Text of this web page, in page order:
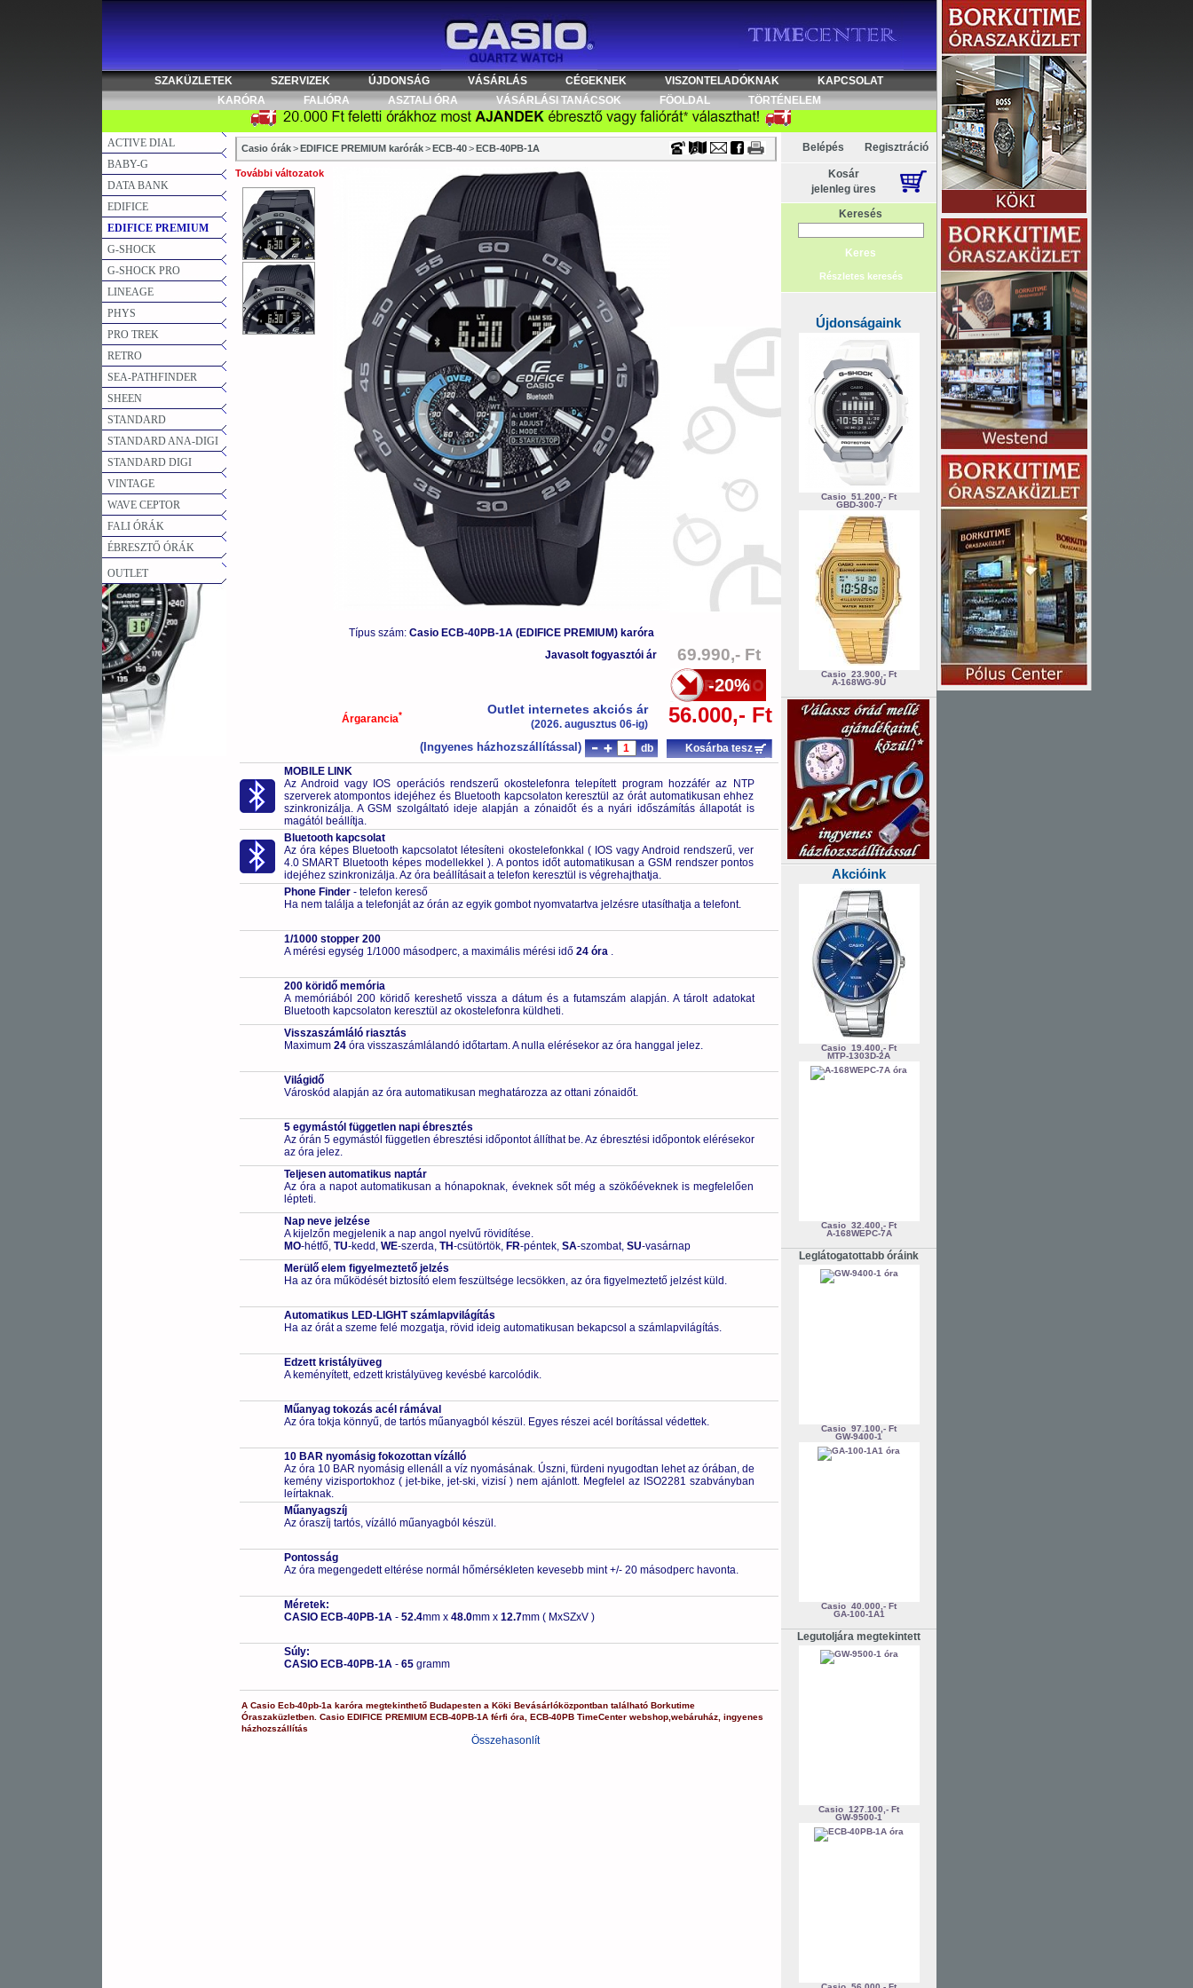
Timecenter
SZAKÜZLETEK SZERVIZEK ÚJDONSÁG VÁSÁRLÁS CÉGEKNEK VISZONTELADÓKNAK
KAPCSOLAT
KARÓRA
FALIÓRA ASZTALI ÓRA VÁSÁRLÁSI TANÁCSOK FÖOLDAL TÖRTÉNELEM
ACTIVE DIAL
BABY-G
DATA BANK
EDIFICE
EDIFICE PREMIUM
G-SHOCK
G-SHOCK PRO
LINEAGE
PHYS
PRO TREK
RETRO
SEA-PATHFINDER
SHEEN
STANDARD
STANDARD ANA-DIGI
STANDARD DIGI
VINTAGE
WAVE CEPTOR
FALI ÓRÁK
ÉBRESZTŐ ÓRÁK
OUTLET
Casio órák > EDIFICE PREMIUM karórák > ECB-40 > ECB-40PB-1A
További változatok
Típus szám: Casio ECB-40PB-1A (EDIFICE PREMIUM) karóra
Javasolt fogyasztói ár
69.990,- Ft
Árgarancia*
-20%
Outlet internetes akciós ár
(2026. augusztus 06-ig) 56.000,- Ft
(Ingyenes házhozszállítással) db
Kosárba tesz
MOBILE LINK
Az Android vagy IOS operációs rendszerű okostelefonra telepített program hozzáfér az NTP
szerverek atompontos idejéhez és Bluetooth kapcsolaton keresztül az órát automatikusan ehhez
szinkronizálja. A GSM szolgáltató ideje alapján a zónaidőt és a nyári időszámítás állapotát is
magától beállítja.
Bluetooth kapcsolat
Az óra képes Bluetooth kapcsolatot létesíteni okostelefonkkal ( IOS vagy Android rendszerű, ver
4.0 SMART Bluetooth képes modellekkel ). A pontos időt automatikusan a GSM rendszer pontos
idejéhez szinkronizálja. Az óra beállításait a telefon keresztül is végrehajthatja.
Phone Finder- telefon kereső
Ha nem találja a telefonját az órán az egyik gombot nyomvatartva jelzésre utasíthatja a telefont.
1/1000 stopper 200
A mérési egység 1/1000 másodperc, a maximális mérési idő 24 óra .
200 köridő memória
A memóriából 200 köridő kereshető vissza a dátum és a futamszám alapján. A tárolt adatokat
Bluetooth kapcsolaton keresztül az okostelefonra küldheti.
Visszaszámláló riasztás
Maximum 24óra visszaszámlálandó időtartam. A nulla elérésekor az óra hanggal jelez.
Világidő
Városkód alapján az óra automatikusan meghatározza az ottani zónaidőt.
5 egymástól független napi ébresztés
Az órán 5 egymástól független ébresztési időpontot állíthat be. Az ébresztési időpontok elérésekor
az óra jelez.
Teljesen automatikus naptár
Az óra a napot automatikusan a hónapoknak, éveknek sőt még a szökőéveknek is megfelelően
lépteti.
Nap neve jelzése
A kijelzőn megjelenik a nap angol nyelvű rövidítése.
MO-hétfő, TU-kedd, WE-szerda, TH-csütörtök, FR-péntek, SA-szombat, SU-vasárnap
Merülő elem figyelmeztető jelzés
Ha az óra működését biztosító elem feszültsége lecsökken, az óra figyelmeztető jelzést küld.
Automatikus LED-LIGHT számlapvilágítás
Ha az órát a szeme felé mozgatja, rövid ideig automatikusan bekapcsol a számlapvilágítás.
Edzett kristályüveg
A keményített, edzett kristályüveg kevésbé karcolódik.
Műanyag tokozás acél rámával
Az óra tokja könnyű, de tartós műanyagból készül. Egyes részei acél borítással védettek.
10 BAR nyomásig fokozottan vízálló
Az óra 10 BAR nyomásig ellenáll a víz nyomásának. Úszni, fürdeni nyugodtan lehet az órában, de
kemény vizisportokhoz ( jet-bike, jet-ski, vizisí ) nem ajánlott. Megfelel az ISO2281 szabványban
leírtaknak.
Műanyagszíj
Az óraszíj tartós, vízálló műanyagból készül.
Pontosság
Az óra megengedett eltérése normál hőmérsékleten kevesebb mint +/- 20 másodperc havonta.
Méretek:
CASIO ECB-40PB-1A- 52.4mm x 48.0mm x 12.7mm ( MxSZxV )
Súly:
CASIO ECB-40PB-1A- 65 gramm
A Casio Ecb-40pb-1a karóra megtekinthető Budapesten a Köki Bevásárlóközpontbantalálható Borkutime
Óraszaküzletben. Casio EDIFICE PREMIUM ECB-40PB-1A férfi óra ECB-40PB TimeCenter webshop, webáruház, ingyenes
házhozszállítás
Összehasonlít
Belépés Regisztráció
Kosár
jelenleg üres
Keresés
Részletes keresés
Újdonságaink
Casio 51.200,- Ft
GBD-300-7
Casio 23.900,- Ft
A-168WG-9U
Akcióink
Casio 19.400,- Ft
MTP-1303D-2A
Casio 32.400,- Ft
A-168WEPC-7A
Leglátogatottabb óráink
Casio 97.100,- Ft
GW-9400-1
Casio 40.000,- Ft
GA-100-1A1
Legutoljára megtekintett
Casio 127.100,- Ft
GW-9500-1